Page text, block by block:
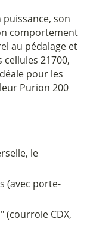
son
comportement
au pédalage et
21700,
pour les
Purion 200
le
(avec porte-
(courroie CDX,